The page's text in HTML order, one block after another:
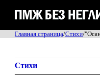
Главная страница/Стихи/
Стихи